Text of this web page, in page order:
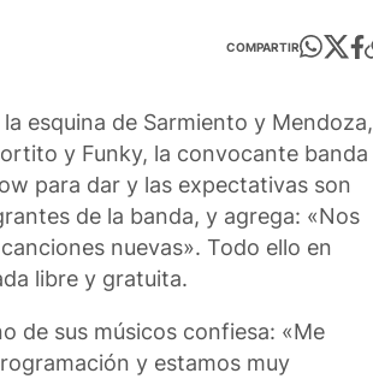
COMPARTIR
esquina de Sarmiento y Mendoza,
y Funky, la convocante banda
para dar y las expectativas son
de la banda, y agrega: «Nos
nuevas». Todo ello en
libre y gratuita.
de sus músicos confiesa: «Me
y estamos muy